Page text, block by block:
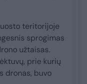
teritorijoje
sprogimas
užtaisas.
prie kurių
dronas, buvo